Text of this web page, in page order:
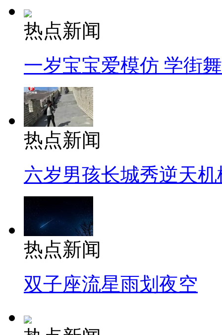
热点新闻
一岁宝宝爱模仿 学街
热点新闻
六岁男孩长城秀逆天机
热点新闻
双子座流星雨划夜空